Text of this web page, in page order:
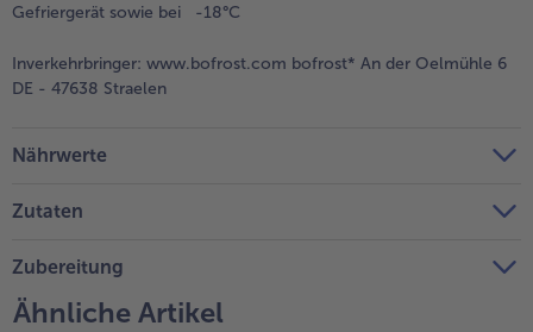
Gefriergerät sowie bei -18°C
Inverkehrbringer: www.bofrost.com bofrost* An der Oelmühle 6
DE - 47638 Straelen
Nährwerte
Zutaten
Zubereitung
Ähnliche Artikel